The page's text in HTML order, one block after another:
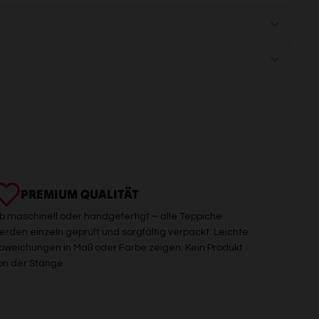
PREMIUM QUALITÄT
maschinell oder handgefertigt – alle Teppiche
einzeln geprüft und sorgfältig verpackt. Leichte
in Maß oder Farbe zeigen: Kein Produkt
der Stange.